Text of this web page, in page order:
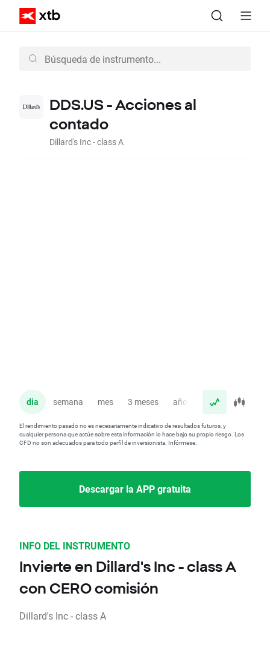
DDS.US - Acciones al
contado
Dillard's Inc - class A
dia semana mes 3 meses año
El rendimiento pasado no es necesariamente indicativo de resultados futuros, y
cualquier persona que actúe sobre esta información lo hace bajo su propio riesgo. Los
CFD no son adecuados para todo perfil de inversionista. Infórmese.
Descargar la APP gratuita
INFO DEL INSTRUMENTO
Invierte en Dillard's Inc - class A
con CERO comisión
Dillard's Inc - class A